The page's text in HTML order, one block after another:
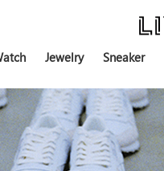
Jewelry Sneaker